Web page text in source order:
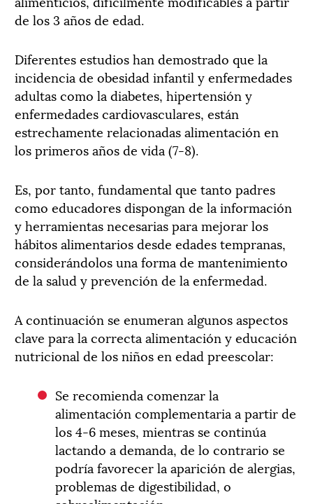
de los 3 años de edad.
Diferentes estudios han demostrado que la
incidencia de obesidad infantil y enfermedades
adultas como la diabetes, hipertensión y
enfermedades cardiovasculares, están
estrechamente relacionadas alimentación en
los primeros años de vida (7-8).
Es, por tanto, fundamental que tanto padres
como educadores dispongan de la información
y herramientas necesarias para mejorar los
hábitos alimentarios desde edades tempranas,
considerándolos una forma de mantenimiento
de la salud y prevención de la enfermedad.
A continuación se enumeran algunos aspectos
clave para la correcta alimentación y educación
nutricional de los niños en edad preescolar:
Se recomienda comenzar la
alimentación complementaria a partir de
los 4-6 meses, mientras se continúa
lactando a demanda, de lo contrario se
podría favorecer la aparición de alergias,
problemas de digestibilidad, o